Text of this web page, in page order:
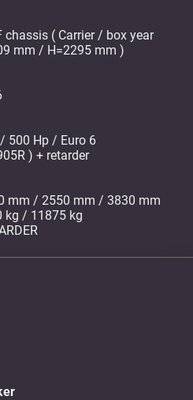
( Carrier / box year
mm / H=2295 mm )
500 Hp / Euro 6
) + retarder
mm / 2550 mm / 3830 mm
kg / 11875 kg